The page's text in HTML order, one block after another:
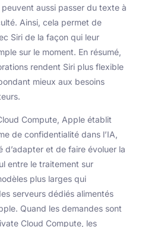
peuvent aussi passer du texte à
Ainsi, cela permet de
Siri de la façon qui leur
sur le moment. En résumé,
rendent Siri plus flexible
mieux aux besoins
Compute, Apple établit
de confidentialité dans l’IA,
d’adapter et de faire évoluer la
entre le traitement sur
plus larges qui
serveurs dédiés alimentés
Quand les demandes sont
Cloud Compute, les